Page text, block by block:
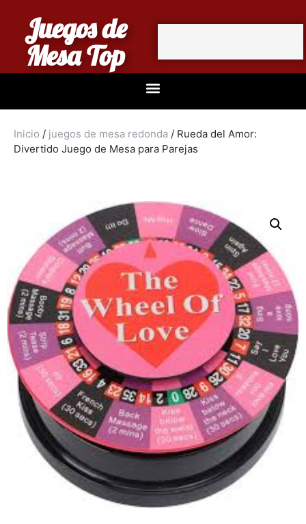
Juegos de
Mesa Top
Inicio / juegos de mesa redonda / Rueda del Amor:
Divertido Juego de Mesa para Parejas